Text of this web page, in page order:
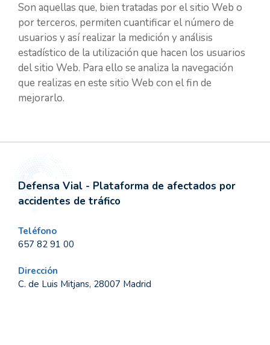
Son aquellas que, bien tratadas por el sitio Web o
por terceros, permiten cuantificar el número de
usuarios y así realizar la medición y análisis
estadístico de la utilización que hacen los usuarios
del sitio Web. Para ello se analiza la navegación
que realizas en este sitio Web con el fin de
mejorarlo.
Defensa Vial - Plataforma de afectados por
accidentes de tráfico
Teléfono
657 82 91 00
Dirección
C. de Luis Mitjans, 28007 Madrid